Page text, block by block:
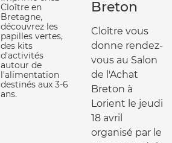
Cloître en
Bretagne,
découvrez les
papilles vertes,
des kits
d'activités
autour de
l'alimentation
destinés aux 3-6
ans.
Breton
Cloître vous
donne rendez-
vous au Salon
de l'Achat
Breton à
Lorient le jeudi
18 avril
organisé par le